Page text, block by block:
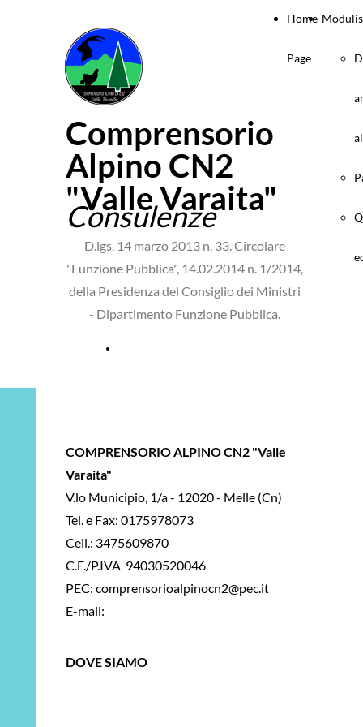
Comprensorio
Alpino CN2
"Valle Varaita"
Home
Page
Consulenze
D.lgs. 14 marzo 2013 n. 33. Circolare
"Funzione Pubblica", 14.02.2014 n. 1/2014,
della Presidenza del Consiglio dei Ministri
- Dipartimento Funzione Pubblica.
COMPRENSORIO ALPINO CN2 "Valle
Varaita"
V.lo Municipio, 1/a - 12020 - Melle (Cn)
Tel. e Fax: 0175978073
Cell.: 3475609870
C.F./P.IVA 94030520046
PEC: comprensorioalpinocn2@pec.it
E-mail:
DOVE SIAMO